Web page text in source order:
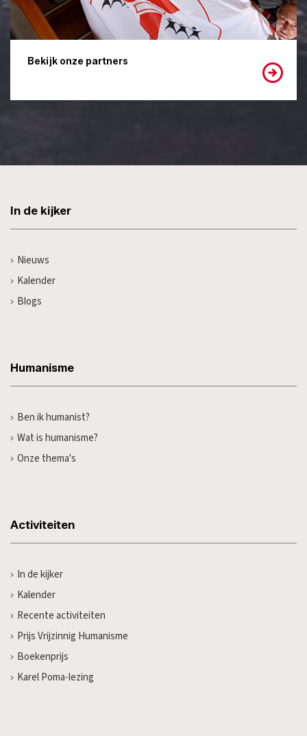
Bekijk onze partners
In de kijker
Nieuws
Kalender
Blogs
Humanisme
Ben ik humanist?
Wat is humanisme?
Onze thema's
Activiteiten
In de kijker
Kalender
Recente activiteiten
Prijs Vrijzinnig Humanisme
Boekenprijs
Karel Poma-lezing